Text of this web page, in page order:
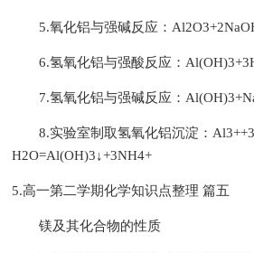
5.氧化铝与强碱反应：
6.氢氧化铝与强酸反应：
7.氢氧化铝与强碱反应：
8.实验室制取氢氧化铝沉淀：
H2O=Al(OH)3↓+3NH4+
5.高一第二学期化学知识点整理 篇五
镁及其化合物的性质